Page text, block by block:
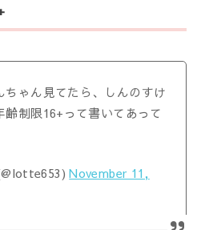
ちゃん見てたら、しんのすけ
制限16+って書いてあって
November 11,